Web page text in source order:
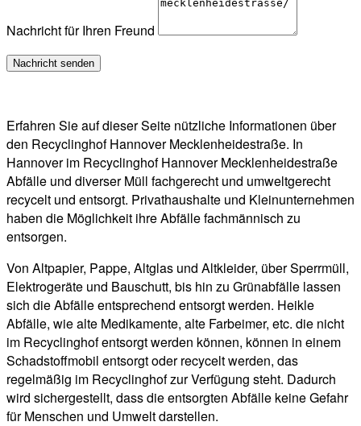
Nachricht für Ihren Freund
Erfahren Sie auf dieser Seite nützliche Informationen über
den Recyclinghof Hannover Mecklenheidestraße. In
Hannover im Recyclinghof Hannover Mecklenheidestraße
Abfälle und diverser Müll fachgerecht und umweltgerecht
recycelt und entsorgt. Privathaushalte und Kleinunternehmen
haben die Möglichkeit ihre Abfälle fachmännisch zu
entsorgen.
Von Altpapier, Pappe, Altglas und Altkleider, über Sperrmüll,
Elektrogeräte und Bauschutt, bis hin zu Grünabfälle lassen
sich die Abfälle entsprechend entsorgt werden. Heikle
Abfälle, wie alte Medikamente, alte Farbeimer, etc. die nicht
im Recyclinghof entsorgt werden können, können in einem
Schadstoffmobil entsorgt oder recycelt werden, das
regelmäßig im Recyclinghof zur Verfügung steht. Dadurch
wird sichergestellt, dass die entsorgten Abfälle keine Gefahr
für Menschen und Umwelt darstellen.